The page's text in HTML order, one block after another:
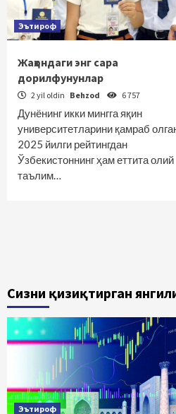
Эътироф
Жаҳондаги энг сара
дорилфунунлар
2 yil oldin Behzod 6 757
Дунёнинг икки мингга яқин
университетларини қамраб
2025 йилги рейтингдан
Ўзбекистоннинг ҳам еттита олий
таълим…
Сизни қизиқтирган
Эътироф